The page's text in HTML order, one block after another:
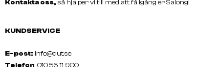
Kontakta oss, så hjälper vi till med att få igång er Salong!
KUNDSERVICE
E-post: info@qut.se
Telefon: 010 55 11 900